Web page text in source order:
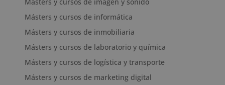
Másters y cursos de informática
Másters y cursos de inmobiliaria
Másters y cursos de laboratorio y química
Másters y cursos de logística y transporte
Másters y cursos de marketing digital